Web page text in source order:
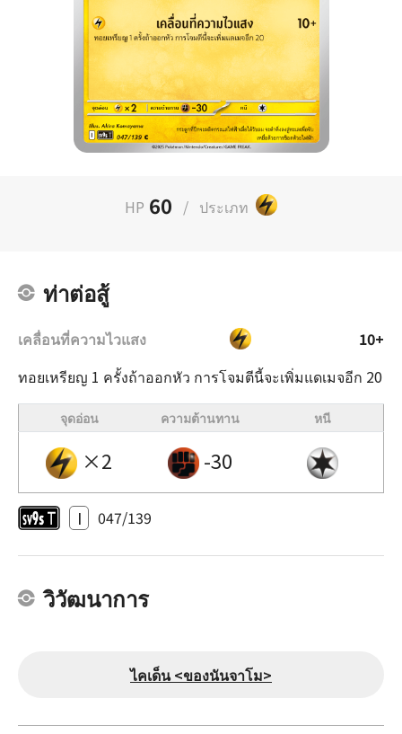
HP 60 / ประเภท
ท่าต่อสู้
เคลื่อนที่ความไวแสง
10+
ทอยเหรียญ 1 ครั้งถ้าออกหัว การโจมตีนี้จะเพิ่มแดเมจอีก 20
จุดอ่อน ความต้านทาน หนี
×2 -30
I 047/139
วิวัฒนาการ
ไคเด็น <ของนันจาโม>